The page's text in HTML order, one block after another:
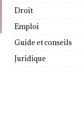
Droit
Emploi
Guide et conseils
Juridique